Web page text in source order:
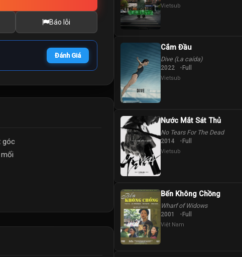
Báo lỗi
Đánh Giá
góc
Vietsub
Cắm Đầu
Dive (La caída)
2022 Full
Vietsub
Nước Mắt Sát Thủ
No Tears For The Dead
2014 Full
Vietsub
Bến Không Chồng
Wharf of Widows
2001 Full
Việt Nam